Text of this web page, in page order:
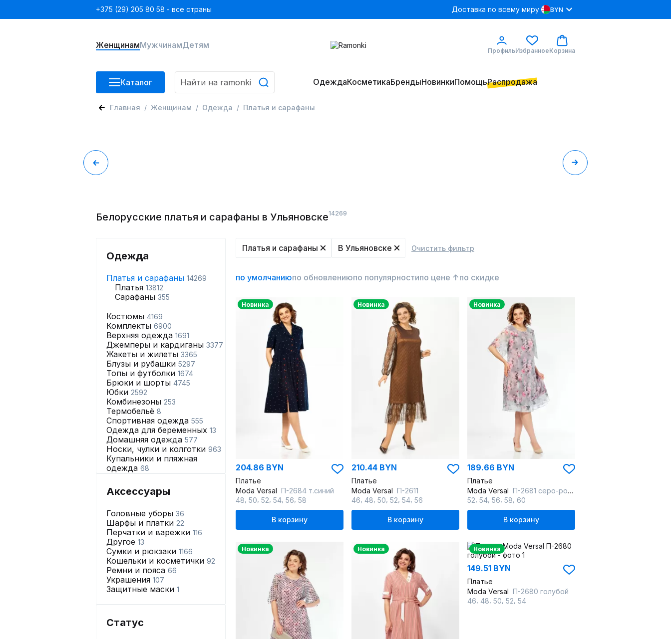
+375 (29) 205 80 58 - все страны Доставка по всему миру BYN
ЖенщинамМужчинамДетям
ПрофильИзбранноеКорзина
Каталог ОдеждаКосметикаБрендыНовинкиПомощьРаспродажа
Главная Женщинам Одежда Платья и сарафаны
Белорусские платья и сарафаны в Ульяновске14269
Одежда
Платья и сарафаны 14269
Платья 13812
Сарафаны 355
Костюмы 4169
Комплекты 6900
Верхняя одежда 1691
Джемперы и кардиганы 3377
Жакеты и жилеты 3365
Блузы и рубашки 5297
Топы и футболки 1674
Брюки и шорты 4745
Юбки 2592
Комбинезоны 253
Термобельё 8
Спортивная одежда 555
Одежда для беременных 13
Домашняя одежда 577
Носки, чулки и колготки 963
Купальники и пляжная
одежда 68
Аксессуары
Головные уборы 36
Шарфы и платки 22
Перчатки и варежки 116
Другое 13
Сумки и рюкзаки 1166
Кошельки и косметички 92
Ремни и пояса 66
Украшения 107
Защитные маски 1
Статус
Платья и сарафаны В Ульяновске Очистить фильтр
по умолчаниюпо обновлениюпо популярностипо цене ↑по скидке
Новинка
204.86 BYN
Платье
Moda Versal П-2684 т.синий
48 50 52 54 56 58
В корзину
Новинка
210.44 BYN
Платье
Moda Versal П-2611
46 48 50 52 54 56
В корзину
Новинка
189.66 BYN
Платье
Moda Versal П-2681 серо-розовый
52 54 56 58 60
В корзину
Новинка Новинка Новинка
149.51 BYN
Платье
Moda Versal П-2680 голубой
46 48 50 52 54